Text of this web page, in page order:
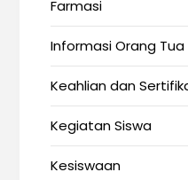
Farmasi
Informasi Orang Tua
Keahlian dan
Kegiatan Siswa
Kesiswaan